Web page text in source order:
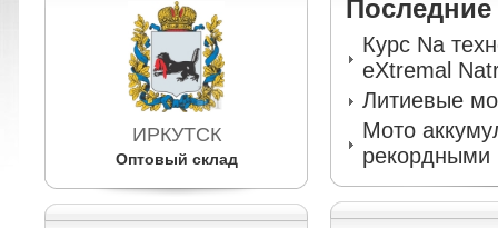
ИРКУТСК
Оптовый склад
Последние
Курс Na
eXtremal
Литиевые
Мото
рекордными